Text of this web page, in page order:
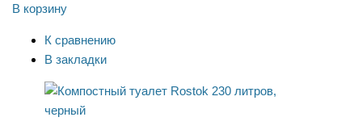
В корзину
К сравнению
В закладки